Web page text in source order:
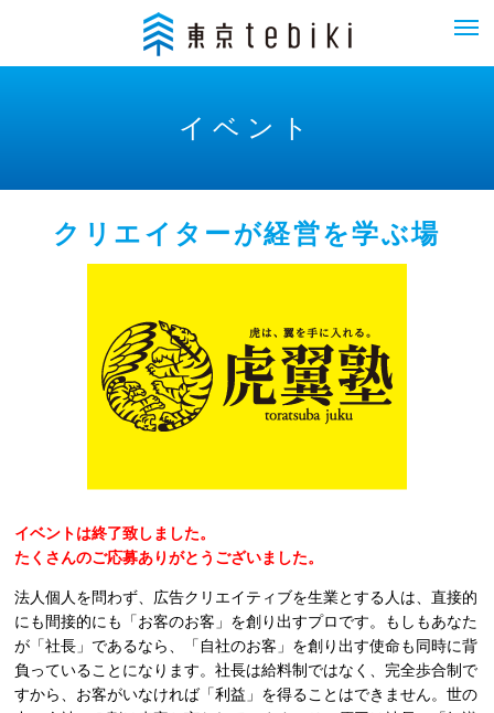
イベント
クリエイターが経営を学ぶ場
イベントは終了致しました。
たくさんのご応募ありがとうございました。
法人個人を問わず、広告クリエイティブを生業とする人は、直接的
にも間接的にも「お客のお客」を創り出すプロです。もしもあなた
が「社長」であるなら、「自社のお客」を創り出す使命も同時に背
負っていることになります。社長は給料制ではなく、完全歩合制で
すから、お客がいなければ「利益」を得ることはできません。世の